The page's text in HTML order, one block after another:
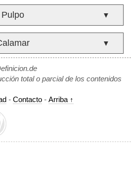
Pulpo ▼
▼
total o parcial de los contenidos
- Contacto - Arriba ↑